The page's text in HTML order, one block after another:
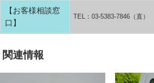
【お客様相談窓
口】
TEL：03-5383-7846（直）
関連情報